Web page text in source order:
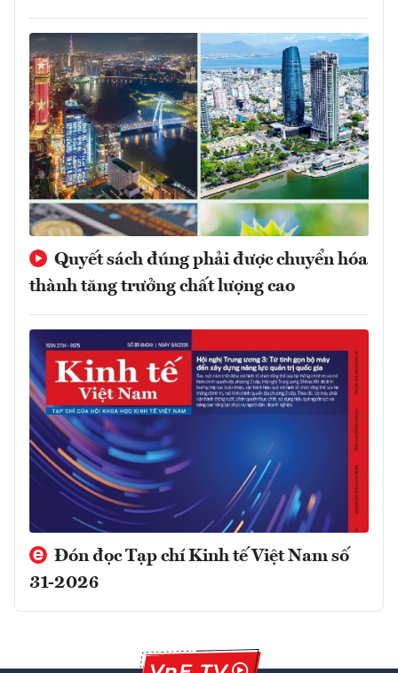
Quyết sách đúng phải được chuyển hóa
thành tăng trưởng chất lượng cao
Đón đọc Tạp chí Kinh tế Việt Nam số
31-2026